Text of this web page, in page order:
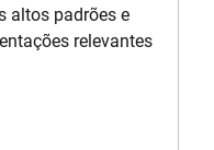
altos padrões e
relevantes